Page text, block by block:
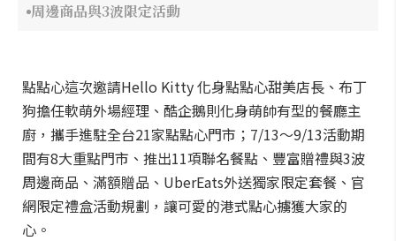
周邊商品與3波限定活動
點點心這次邀請Hello Kitty 化身點點心甜美店長、布丁
狗擔任軟萌外場經理、酷企鵝則化身萌帥有型的餐廳主
廚，攜手進駐全台21家點點心門市；7/13～9/13活動期
間有8大重點門市、推出11項聯名餐點、豐富贈禮與3波
周邊商品、滿額贈品、UberEats外送獨家限定套餐、官
網限定禮盒活動規劃，讓可愛的港式點心擄獲大家的
心。